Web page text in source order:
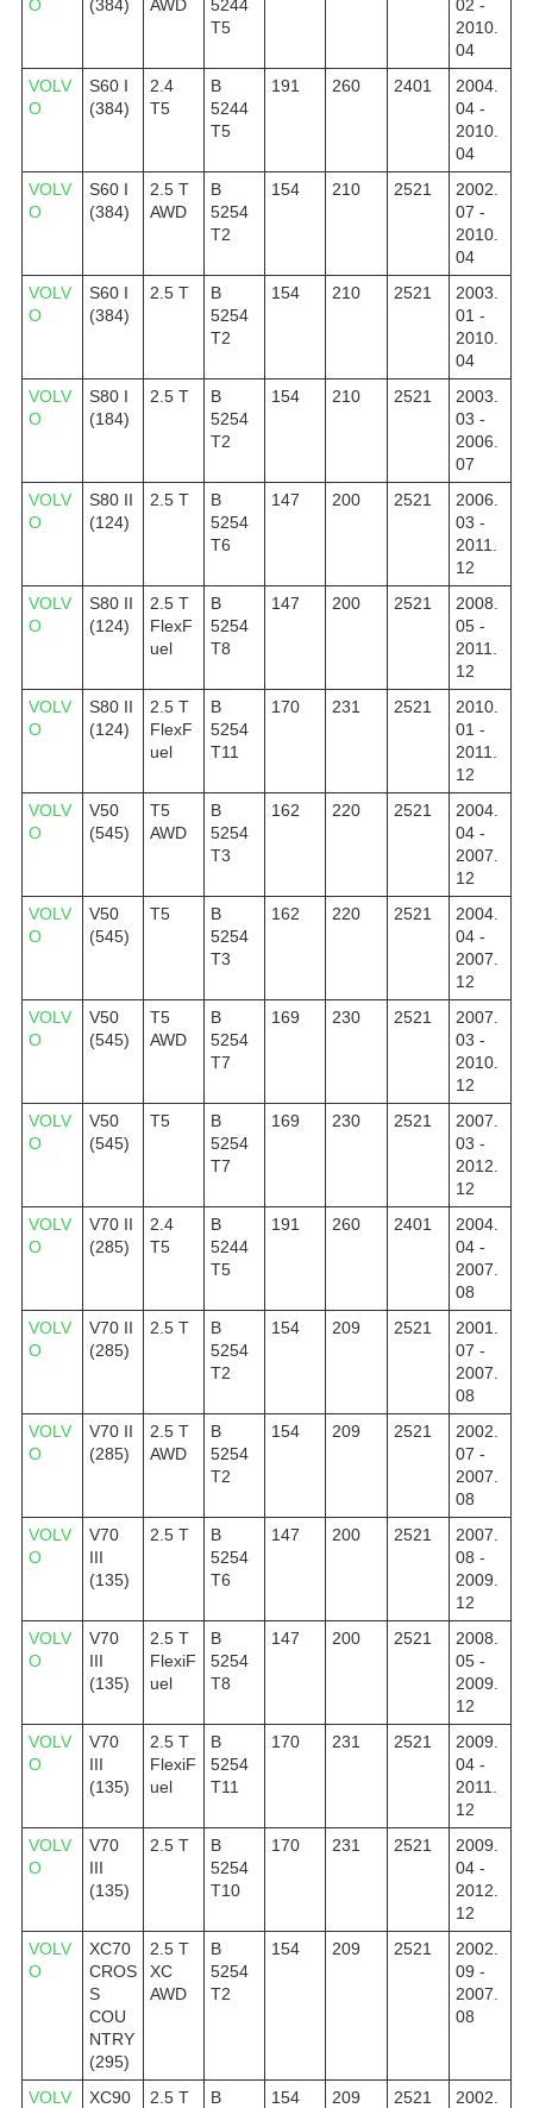
O (384) AWD
5244
T5
02 -
2010.
04
VOLV
O
S60 I
(384)
2.4
T5
B
5244
T5
191 260 2401
2004.
04 -
2010.
04
VOLV
O
S60 I
(384)
2.5 T
AWD
B
5254
T2
154 210 2521
2002.
07 -
2010.
04
VOLV
O
S60 I
(384)
2.5 T
B
5254
T2
154 210 2521
2003.
01 -
2010.
04
VOLV
O
S80 I
(184)
2.5 T
B
5254
T2
154 210 2521
2003.
03 -
2006.
07
VOLV
O
S80 II
(124)
2.5 T
B
5254
T6
147 200 2521
2006.
03 -
2011.
12
VOLV
O
S80 II
(124)
2.5 T
FlexF
uel
B
5254
T8
147 200 2521
2008.
05 -
2011.
12
VOLV
O
S80 II
(124)
2.5 T
FlexF
uel
B
5254
T11
170 231 2521
2010.
01 -
2011.
12
VOLV
O
V50
(545)
T5
AWD
B
5254
T3
162 220 2521
2004.
04 -
2007.
12
VOLV
O
V50
(545)
T5
B
5254
T3
162 220 2521
2004.
04 -
2007.
12
VOLV
O
V50
(545)
T5
AWD
B
5254
T7
169 230 2521
2007.
03 -
2010.
12
VOLV
O
V50
(545)
T5
B
5254
T7
169 230 2521
2007.
03 -
2012.
12
VOLV
O
V70 II
(285)
2.4
T5
B
5244
T5
191 260 2401
2004.
04 -
2007.
08
VOLV
O
V70 II
(285)
2.5 T
B
5254
T2
154 209 2521
2001.
07 -
2007.
08
VOLV
O
V70 II
(285)
2.5 T
AWD
B
5254
T2
154 209 2521
2002.
07 -
2007.
08
VOLV
O
V70
III
(135)
2.5 T
B
5254
T6
147 200 2521
2007.
08 -
2009.
12
VOLV
O
V70
III
(135)
2.5 T
FlexiF
uel
B
5254
T8
147 200 2521
2008.
05 -
2009.
12
VOLV
O
V70
III
(135)
2.5 T
FlexiF
uel
B
5254
T11
170 231 2521
2009.
04 -
2011.
12
VOLV
O
V70
III
(135)
2.5 T
B
5254
T10
170 231 2521
2009.
04 -
2012.
12
VOLV
O
XC70
CROS
S
COU
NTRY
(295)
2.5 T
XC
AWD
B
5254
T2
154 209 2521
2002.
09 -
2007.
08
VOLV
XC90
2.5 T
B
154 209 2521
2002.